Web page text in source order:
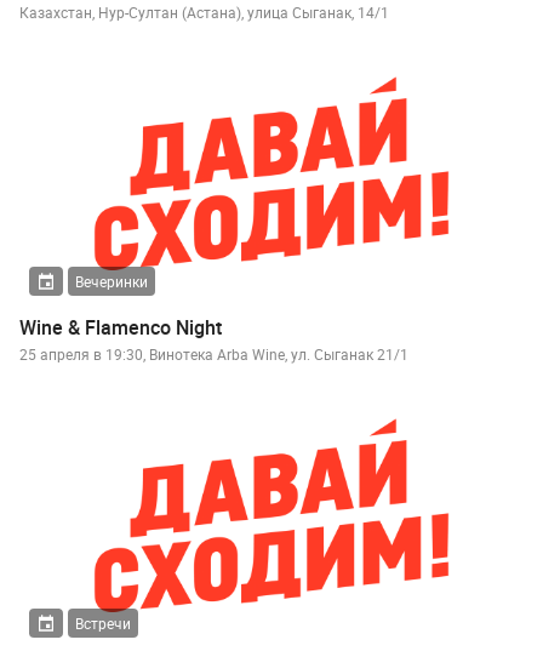
Казахстан, Нур-Султан (Астана), улица Сыганак, 14/1
Вечеринки
Wine & Flamenco Night
25 апреля в 19:30, Винотека Arba Wine, ул. Сыганак 21/1
Встречи